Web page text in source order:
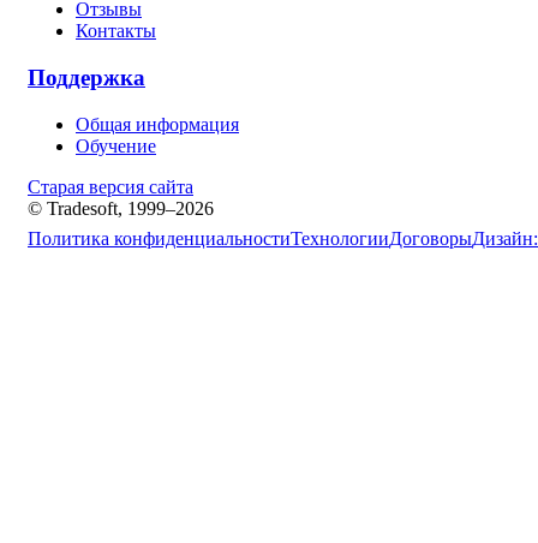
Отзывы
Контакты
Поддержка
Общая информация
Обучение
Старая версия сайта
© Tradesoft, 1999–2026
Политика конфиденциальностиТехнологииДоговорыДизайн: